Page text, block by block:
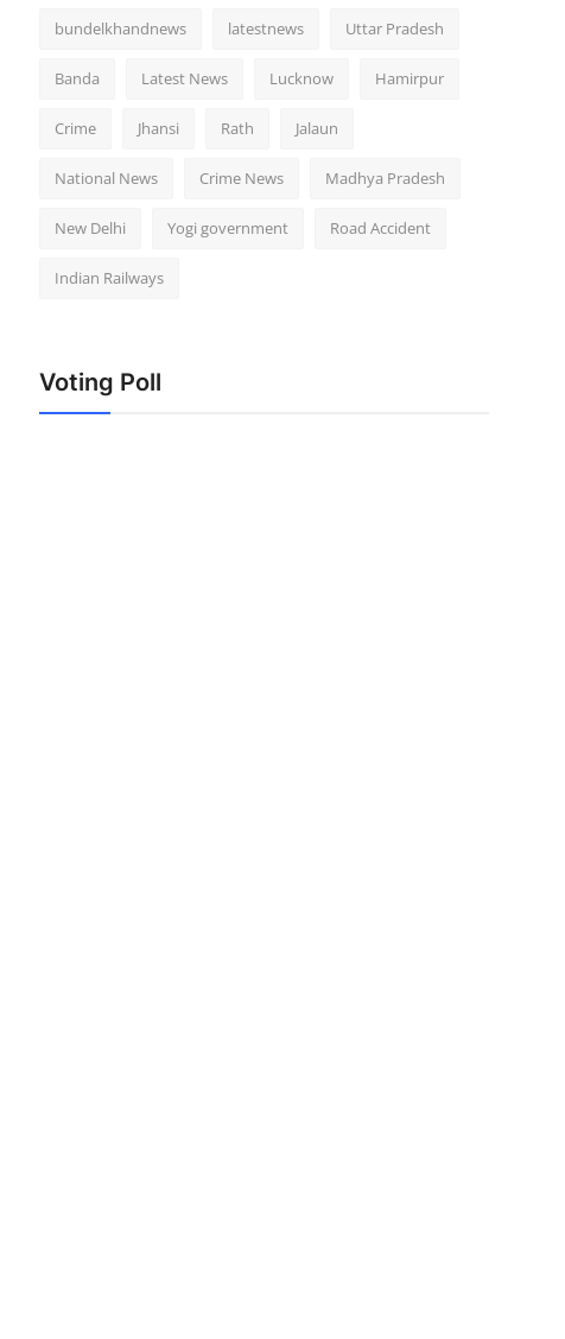
bundelkhandnews latestnews Uttar Pradesh
Banda Latest News Lucknow Hamirpur
Crime Jhansi Rath Jalaun
National News Crime News Madhya Pradesh
New Delhi Yogi government Road Accident
Indian Railways
Voting Poll